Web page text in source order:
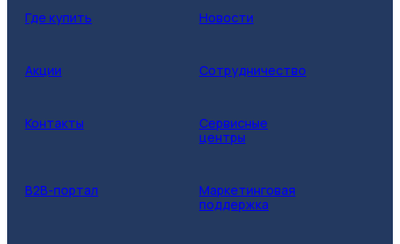
Где купить Новости
Акции Сотрудничество
Контакты
Сервисные
центры
B2B-портал
Маркетинговая
поддержка